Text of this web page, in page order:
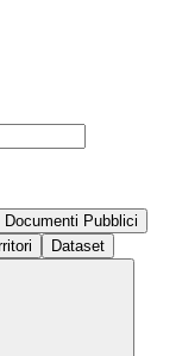
Documenti Pubblici
Dataset